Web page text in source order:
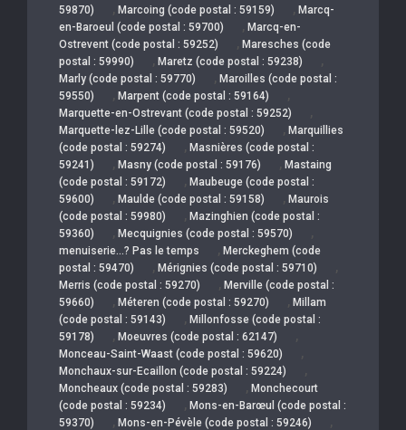
59870)
, Marcoing (code postal : 59159) , Marcq-
en-Baroeul (code postal : 59700)
, Marcq-en-
Ostrevent (code postal : 59252)
, Maresches (code
postal : 59990)
, Maretz (code postal : 59238) ,
Marly (code postal : 59770) , Maroilles (code postal :
59550)
, Marpent (code postal : 59164) ,
Marquette-en-Ostrevant (code postal : 59252) ,
Marquette-lez-Lille (code postal : 59520) , Marquillies
(code postal : 59274)
, Masnières (code postal :
59241)
, Masny (code postal : 59176) , Mastaing
(code postal : 59172)
, Maubeuge (code postal :
59600)
, Maulde (code postal : 59158) , Maurois
(code postal : 59980)
, Mazinghien (code postal :
59360)
, Mecquignies (code postal : 59570) ,
menuiserie…? Pas le temps , Merckeghem (code
postal : 59470)
, Mérignies (code postal : 59710) ,
Merris (code postal : 59270) , Merville (code postal :
59660)
, Méteren (code postal : 59270) , Millam
(code postal : 59143)
, Millonfosse (code postal :
59178)
, Moeuvres (code postal : 62147) ,
Monceau-Saint-Waast (code postal : 59620) ,
Monchaux-sur-Ecaillon (code postal : 59224) ,
Moncheaux (code postal : 59283) , Monchecourt
(code postal : 59234)
, Mons-en-Barœul (code postal :
59370)
, Mons-en-Pévèle (code postal : 59246) ,